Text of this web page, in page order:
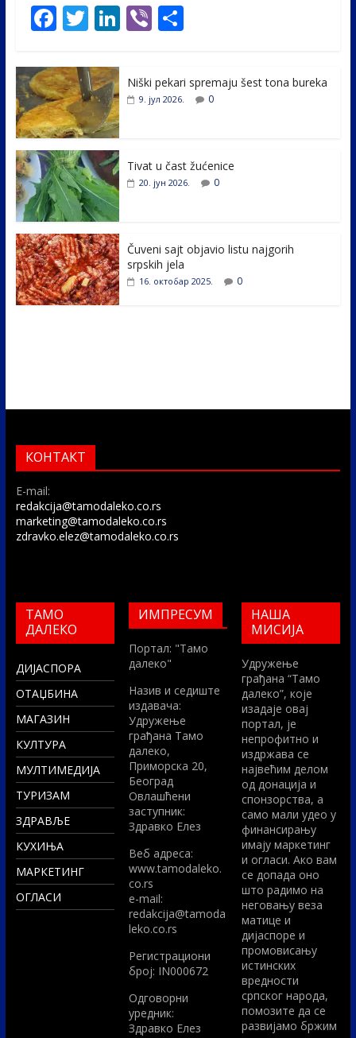
F
e
b
o
o
k
T
itt
er
Li
e
Vi
er
S
e
Niški pekari spremaju šest tona bureka
9. јул 2026. 0
Tivat u čast žućenice
20. јун 2026. 0
Čuveni sajt objavio listu najgorih
srpskih jela
16. октобар 2025. 0
КОНТАКТ
E-mail:
redakcija@tamodaleko.co.rs
marketing@tamodaleko.co.rs
zdravko.elez@tamodaleko.co.rs
ТАМО
ДАЛЕКО
ДИЈАСПОРА
ОТАЏБИНА
МАГАЗИН
КУЛТУРА
МУЛТИМЕДИЈА
ТУРИЗАМ
ЗДРАВЉЕ
КУХИЊА
МАРКЕТИНГ
ОГЛАСИ
ИМПРЕСУМ
Портал: "Тамо
далеко"
Назив и седиште
издавача:
Удружење
грађана Тамо
далеко,
Приморска 20,
Београд
Овлашћени
заступник:
Здравко Елез
Вeб адреса:
www.tamodaleko.
co.rs
e-mail:
redakcija@tamoda
leko.co.rs
Регистрациони
број: IN000672
Одговорни
уредник:
Здравко Елез
НАША
МИСИЈА
Удружење
грађана “Тамо
далеко”, које
изадаје овај
портал, је
непрофитно и
издржава се
највећим делом
од донација и
спонзорства, а
само мали удео у
финансирању
имају маркетинг
и огласи. Ако вам
се допада оно
што радимо на
неговању веза
матице и
дијаспоре и
промовисању
истинских
вредности
српског народа,
помозите да се
развијамо бржим